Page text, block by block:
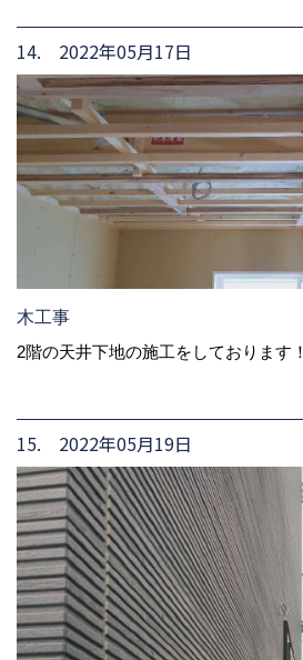
14. 2022年05月17日
木工事
2階の天井下地の施工をしております！
15. 2022年05月19日